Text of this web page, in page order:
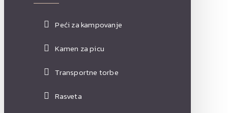
Peći za kampovanje
Kamen za picu
Transportne torbe
Rasveta